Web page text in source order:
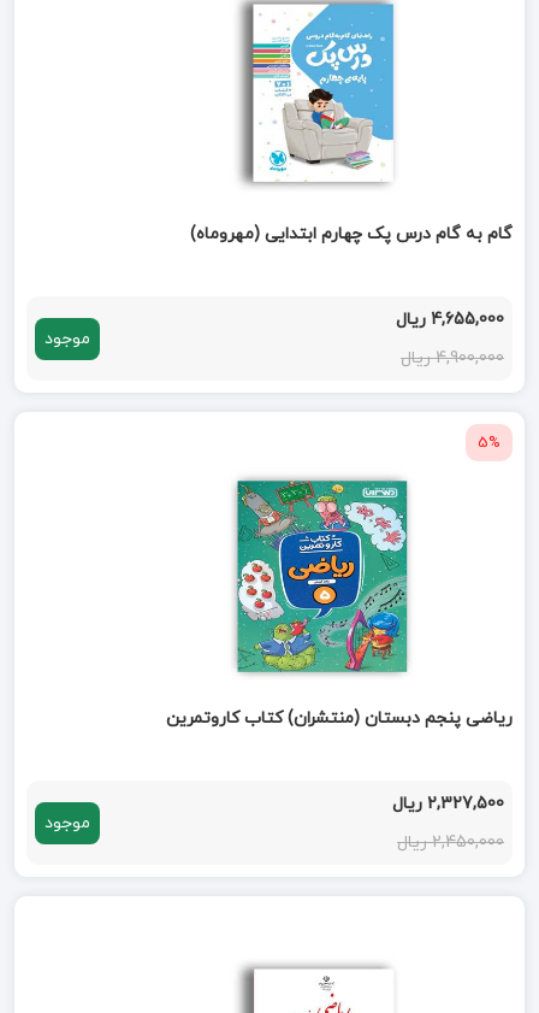
گام به گام درس پک چهارم ابتدایی (مهروماه)
4,655,000 ریال
4,900,000 ریال
موجود
5%
ریاضی پنجم دبستان (منتشران) کتاب کاروتمرین
2,327,500 ریال
2,450,000 ریال
موجود